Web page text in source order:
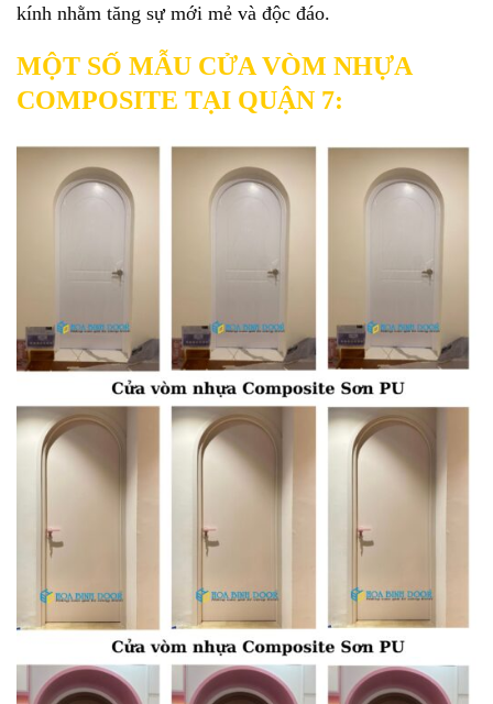
kính nhằm tăng sự mới mẻ và độc đáo.
MỘT SỐ MẪU CỬA VÒM NHỰA
COMPOSITE TẠI QUẬN 7: